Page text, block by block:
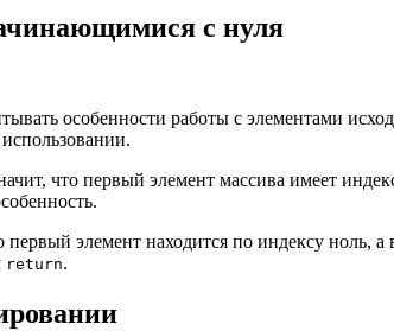
с нуля
особенности работы с элементами
что первый элемент массива имеет
элемент находится по индексу ноль,
return.